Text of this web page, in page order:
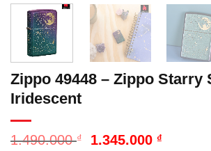
Zippo 49448 – Zippo Starry
Iridescent
1.490.000₫
Giá
1.345.000 ₫